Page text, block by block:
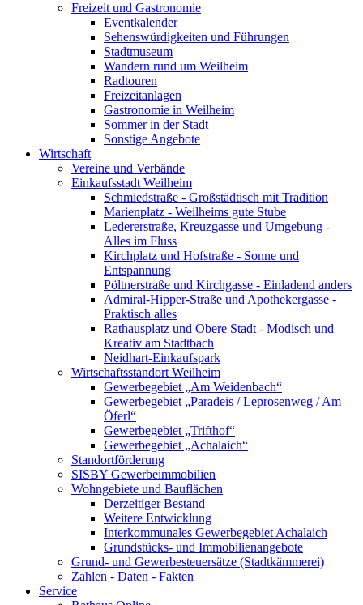
Freizeit und Gastronomie
Eventkalender
Sehenswürdigkeiten und Führungen
Stadtmuseum
Wandern rund um Weilheim
Radtouren
Freizeitanlagen
Gastronomie in Weilheim
Sommer in der Stadt
Sonstige Angebote
Wirtschaft
Vereine und Verbände
Einkaufsstadt Weilheim
Schmiedstraße - Großstädtisch mit Tradition
Marienplatz - Weilheims gute Stube
Ledererstraße, Kreuzgasse und Umgebung -
Alles im Fluss
Kirchplatz und Hofstraße - Sonne und
Entspannung
Pöltnerstraße und Kirchgasse - Einladend anders
Admiral-Hipper-Straße und Apothekergasse -
Praktisch alles
Rathausplatz und Obere Stadt - Modisch und
Kreativ am Stadtbach
Neidhart-Einkaufspark
Wirtschaftsstandort Weilheim
Gewerbegebiet „Am Weidenbach“
Gewerbegebiet „Paradeis / Leprosenweg / Am
Öferl“
Gewerbegebiet „Trifthof“
Gewerbegebiet „Achalaich“
Standortförderung
SISBY Gewerbeimmobilien
Wohngebiete und Bauflächen
Derzeitiger Bestand
Weitere Entwicklung
Interkommunales Gewerbegebiet Achalaich
Grundstücks- und Immobilienangebote
Grund- und Gewerbesteuersätze (Stadtkämmerei)
Zahlen - Daten - Fakten
Service